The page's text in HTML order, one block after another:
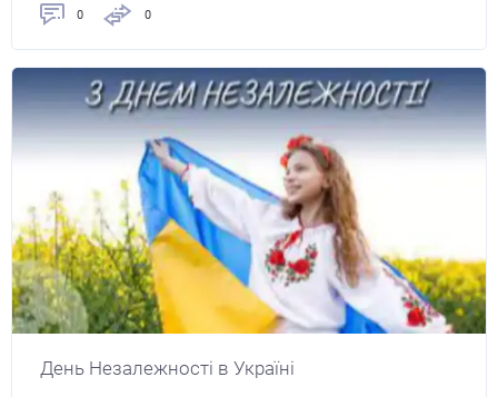
0 0
День Незалежності в Україні